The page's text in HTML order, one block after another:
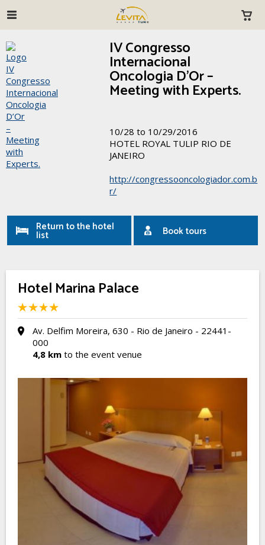
IV Congresso
Internacional
Oncologia D’Or –
Meeting with Experts.
10/28 to 10/29/2016
HOTEL ROYAL TULIP RIO DE
JANEIRO
http://congressooncologiador.com.b
r/
Return to the hotel
list Book tours
Hotel Marina Palace
Av. Delfim Moreira, 630 - Rio de Janeiro - 22441-
000
4,8 km to the event venue